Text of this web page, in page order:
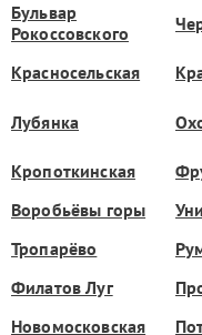
Бульвар
Рокоссовского
Красносельская
Лубянка
Кропоткинская
Воробьёвы горы
Тропарёво
Филатов Луг
Новомосковская